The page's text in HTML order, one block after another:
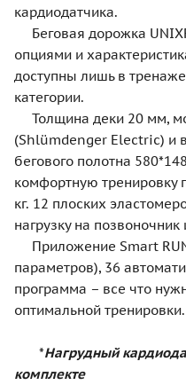
кардиодатчика.
Беговая дорожка
опциями и
доступны лишь в
категории.
Толщина деки 20 мм,
(Shlümdenger Electric) и
бегового полотна
комфортную тренировку
кг. 12 плоских
нагрузку на позвоночник
Приложение Smart
параметров), 36
программа – все что
оптимальной тренировки.
*Нагрудный
комплекте